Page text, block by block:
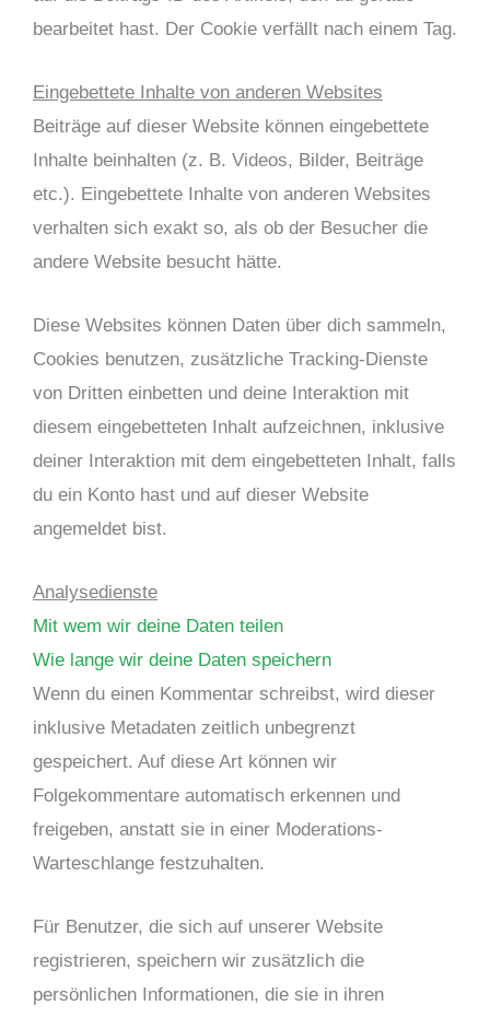
bearbeitet hast. Der Cookie verfällt nach einem Tag.
Eingebettete Inhalte von anderen Websites
Beiträge auf dieser Website können eingebettete
Inhalte beinhalten (z. B. Videos, Bilder, Beiträge
etc.). Eingebettete Inhalte von anderen Websites
verhalten sich exakt so, als ob der Besucher die
andere Website besucht hätte.
Diese Websites können Daten über dich sammeln,
Cookies benutzen, zusätzliche Tracking-Dienste
von Dritten einbetten und deine Interaktion mit
diesem eingebetteten Inhalt aufzeichnen, inklusive
deiner Interaktion mit dem eingebetteten Inhalt, falls
du ein Konto hast und auf dieser Website
angemeldet bist.
Analysedienste
Mit wem wir deine Daten teilen
Wie lange wir deine Daten speichern
Wenn du einen Kommentar schreibst, wird dieser
inklusive Metadaten zeitlich unbegrenzt
gespeichert. Auf diese Art können wir
Folgekommentare automatisch erkennen und
freigeben, anstatt sie in einer Moderations-
Warteschlange festzuhalten.
Für Benutzer, die sich auf unserer Website
registrieren, speichern wir zusätzlich die
persönlichen Informationen, die sie in ihren